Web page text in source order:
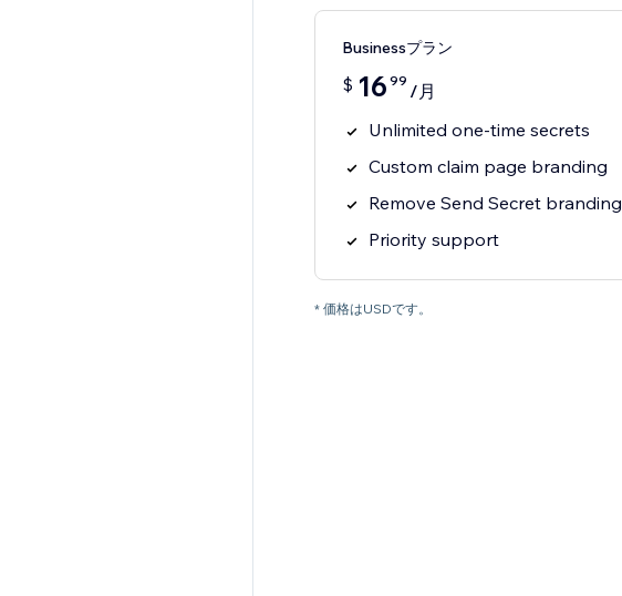
Businessプラン
$ 16 99 /月
Unlimited one-time secrets
Custom claim page branding
Remove Send Secret branding
Priority support
* 価格はUSDです。